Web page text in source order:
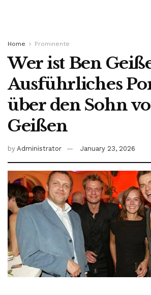
Home Prominente
Wer ist Ben
Ausführliches
über den Sohn
Geißen
by Administrator January 23, 2026